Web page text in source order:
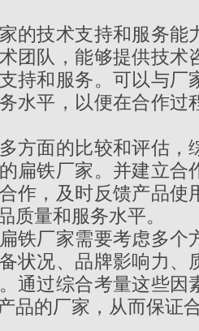
的技术支持和服务能
团队，能够提供技术
持和服务。可以与厂
水平，以便在合作过
方面的比较和评估，
扁铁厂家。并建立合
作，及时反馈产品使
质量和服务水平。
铁厂家需要考虑多个
状况、品牌影响力、
通过综合考量这些因
品的厂家，从而保证